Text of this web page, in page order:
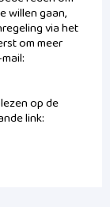
willen gaan,
via het
om meer
op de
link: